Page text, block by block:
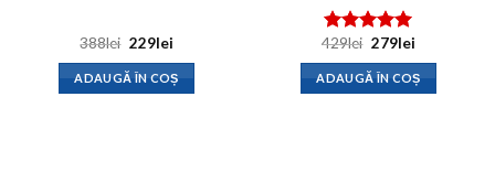
388lei Prețul
a
fost:
388lei.
229leiPrețul
este:
229lei.
ADAUGĂ ÎN COȘ
Evaluat la
5.00din 5
429lei Prețul
a
fost:
429lei.
279leiPrețul
este:
279lei.
ADAUGĂ ÎN COȘ